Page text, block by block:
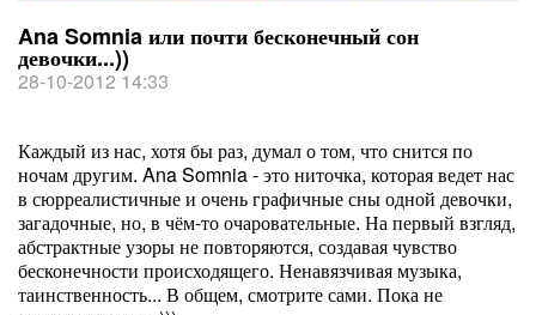
Ana Somnia или почти бесконечный сон
девочки...))
28-10-2012 14:33
Каждый из нас, хотя бы раз, думал о том, что снится по
ночам другим. Ana Somnia - это ниточка, которая ведет нас
в сюрреалистичные и очень графичные сны одной девочки,
загадочные, но, в чём-то очаровательные. На первый взгляд,
абстрактные узоры не повторяются, создавая чувство
бесконечности происходящего. Ненавязчивая музыка,
таинственность... В общем, смотрите сами. Пока не